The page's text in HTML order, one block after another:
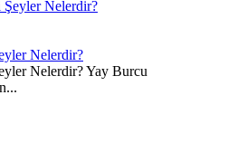
Nelerdir?
Nelerdir? Yay Burcu